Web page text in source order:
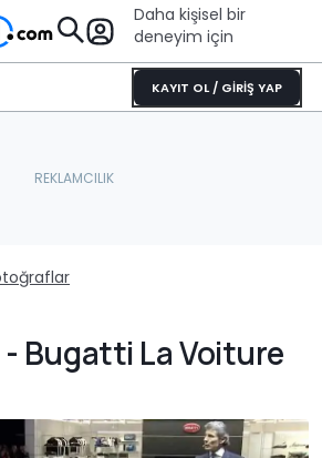
Daha kişisel bir
deneyim için
KAYIT OL / GİRİŞ YAP
Bugatti La Voiture